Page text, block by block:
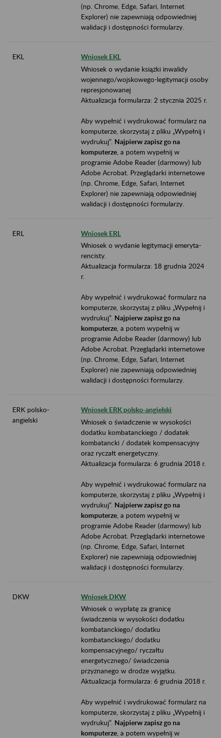
(np. Chrome, Edge, Safari, Internet
Explorer) nie zapewniają odpowiedniej
walidacji i dostępności formularzy.
EKL
Wniosek EKL
Wniosek o wydanie książki inwalidy
wojennego/wojskowego-legitymacji osoby
represjonowanej
Aktualizacja formularza: 2 stycznia 2025 r.
Aby wypełnić i wydrukować formularz na
komputerze, skorzystaj z pliku „Wypełnij i
wydrukuj”. Najpierw zapisz go na
komputerze , a potem wypełnij w
programie Adobe Reader (darmowy) lub
Adobe Acrobat. Przeglądarki internetowe
(np. Chrome, Edge, Safari, Internet
Explorer) nie zapewniają odpowiedniej
walidacji i dostępności formularzy.
ERL
Wniosek ERL
Wniosek o wydanie legitymacji emeryta-
rencisty.
Aktualizacja formularza: 18 grudnia 2024
r.
Aby wypełnić i wydrukować formularz na
komputerze, skorzystaj z pliku „Wypełnij i
wydrukuj”. Najpierw zapisz go na
komputerze, a potem wypełnij w
programie Adobe Reader (darmowy) lub
Adobe Acrobat. Przeglądarki internetowe
(np. Chrome, Edge, Safari, Internet
Explorer) nie zapewniają odpowiedniej
walidacji i dostępności formularzy.
ERK polsko-
angielski
Wniosek ERK polsko-angielski
Wniosek o świadczenie w wysokości
dodatku kombatanckiego / dodatek
kombatancki / dodatek kompensacyjny
oraz ryczałt energetyczny.
Aktualizacja formularza: 6 grudnia 2018 r.
Aby wypełnić i wydrukować formularz na
komputerze, skorzystaj z pliku „Wypełnij i
wydrukuj”. Najpierw zapisz go na
komputerze , a potem wypełnij w
programie Adobe Reader (darmowy) lub
Adobe Acrobat. Przeglądarki internetowe
(np. Chrome, Edge, Safari, Internet
Explorer) nie zapewniają odpowiedniej
walidacji i dostępności formularzy.
DKW
Wniosek DKW
Wniosek o wypłatę za granicę
świadczenia w wysokości dodatku
kombatanckiego/ dodatku
kombatanckiego/ dodatku
kompensacyjnego/ ryczałtu
energetycznego/ świadczenia
przyznanego w drodze wyjątku.
Aktualizacja formularza: 6 grudnia 2018 r.
Aby wypełnić i wydrukować formularz na
komputerze, skorzystaj z pliku „Wypełnij i
wydrukuj”. Najpierw zapisz go na
komputerze, a potem wypełnij w